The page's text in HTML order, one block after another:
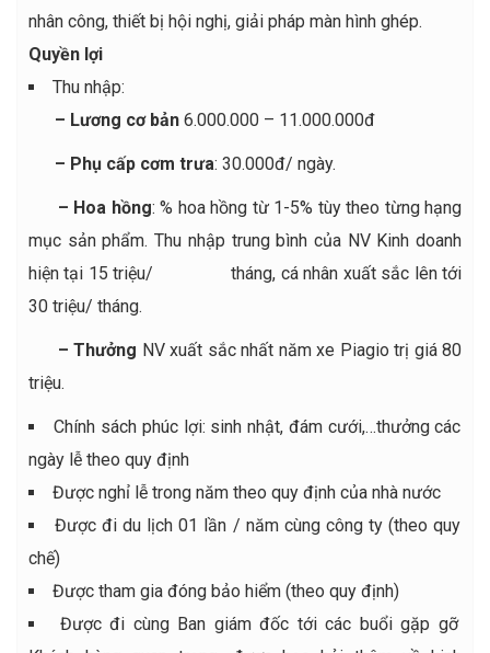
nhân công, thiết bị hội nghị, giải pháp màn hình ghép.
Quyền lợi
Thu nhập:
– Lương cơ bản 6.000.000 – 11.000.000đ
– Phụ cấp cơm trưa: 30.000đ/ ngày.
– Hoa hồng: % hoa hồng từ 1-5% tùy theo từng hạng
mục sản phẩm. Thu nhập trung bình của NV Kinh doanh
hiện tại 15 triệu/ tháng, cá nhân xuất sắc lên tới
30 triệu/ tháng.
– Thưởng NV xuất sắc nhất năm xe Piagio trị giá 80
triệu.
Chính sách phúc lợi: sinh nhật, đám cưới,…thưởng các
ngày lễ theo quy định
Được nghỉ lễ trong năm theo quy định của nhà nước
Được đi du lịch 01 lần / năm cùng công ty (theo quy
chế)
Được tham gia đóng bảo hiểm (theo quy định)
Được đi cùng Ban giám đốc tới các buổi gặp gỡ